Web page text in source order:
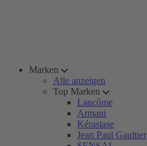
Marken
Alle anzeigen
Top Marken
Lancôme
Armani
Kérastase
Jean Paul Gaultier